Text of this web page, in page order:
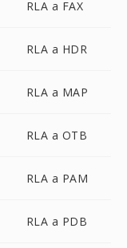
RLA a FAX
RLA a HDR
RLA a MAP
RLA a OTB
RLA a PAM
RLA a PDB